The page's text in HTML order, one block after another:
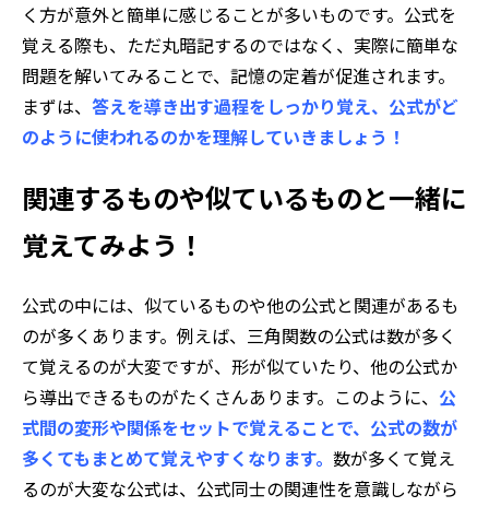
く方が意外と簡単に感じることが多いものです。公式を
覚える際も、ただ丸暗記するのではなく、実際に簡単な
問題を解いてみることで、記憶の定着が促進されます。
まずは、 答えを導き出す過程をしっかり覚え、公式がど
のように使われるのかを理解していきましょう！
関連するものや似ているものと一緒に
覚えてみよう！
公式の中には、似ているものや他の公式と関連があるも
のが多くあります。例えば、三角関数の公式は数が多く
て覚えるのが大変ですが、形が似ていたり、他の公式か
ら導出できるものがたくさんあります。このように、 公
式間の変形や関係をセットで覚えることで、公式の数が
多くてもまとめて覚えやすくなります。 数が多くて覚え
るのが大変な公式は、公式同士の関連性を意識しながら